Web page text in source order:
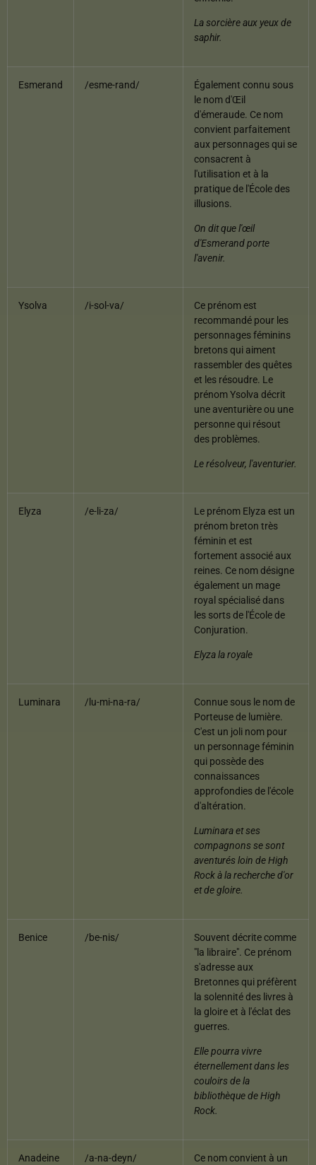
La sorcière aux yeux de
saphir.
Esmerand /esme-rand/
Également connu sous
le nom d'Œil
d'émeraude. Ce nom
convient parfaitement
aux personnages qui se
consacrent à
l'utilisation et à la
pratique de l'École des
illusions.
On dit que l'œil
d'Esmerand porte
l'avenir.
Ysolva /i-sol-va/
Ce prénom est
recommandé pour les
personnages féminins
bretons qui aiment
rassembler des quêtes
et les résoudre. Le
prénom Ysolva décrit
une aventurière ou une
personne qui résout
des problèmes.
Le résolveur, l'aventurier.
Elyza /e-li-za/
Le prénom Elyza est un
prénom breton très
féminin et est
fortement associé aux
reines. Ce nom désigne
également un mage
royal spécialisé dans
les sorts de l'École de
Conjuration.
Elyza la royale
Luminara /lu-mi-na-ra/
Connue sous le nom de
Porteuse de lumière.
C'est un joli nom pour
un personnage féminin
qui possède des
connaissances
approfondies de l'école
d'altération.
Luminara et ses
compagnons se sont
aventurés loin de High
Rock à la recherche d'or
et de gloire.
Benice /be-nis/
Souvent décrite comme
"la libraire". Ce prénom
s'adresse aux
Bretonnes qui préfèrent
la solennité des livres à
la gloire et à l'éclat des
guerres.
Elle pourra vivre
éternellement dans les
couloirs de la
bibliothèque de High
Rock.
Anadeine /a-na-deyn/
Ce nom convient à un